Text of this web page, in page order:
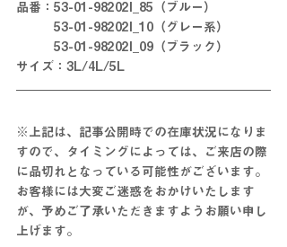
品番：53-01-98202l_85（ブルー）
53-01-98202l_10（グレー系）
53-01-98202l_09（ブラック）
サイズ：3L/4L/5L
※上記は、記事公開時での在庫状況になりま
すので、タイミングによっては、ご来店の際
に品切れとなっている可能性がございます。
お客様には大変ご迷惑をおかけいたします
が、予めご了承いただきますようお願い申し
上げます。